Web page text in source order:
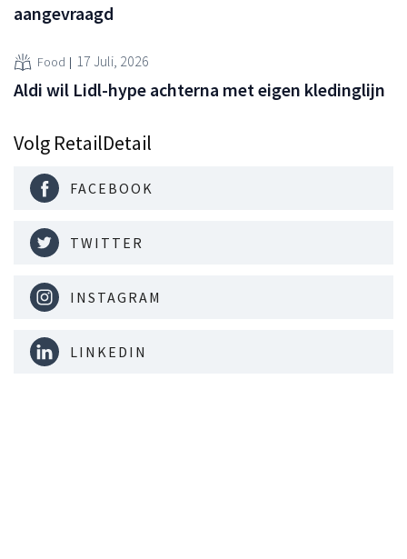
aangevraagd
Food 17 Juli, 2026
Aldi wil Lidl-hype achterna met eigen kledinglijn
Volg RetailDetail
FACEBOOK
TWITTER
INSTAGRAM
LINKEDIN